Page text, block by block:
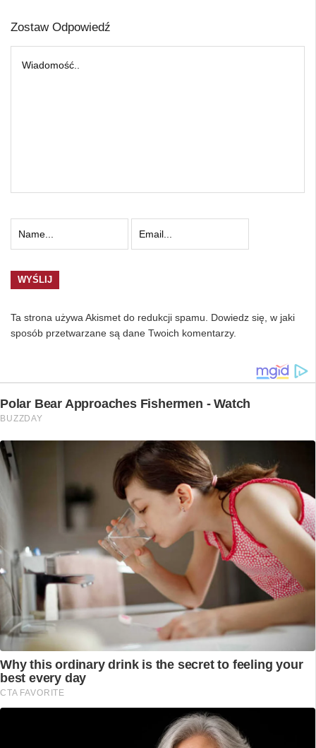
Zostaw Odpowiedź
Ta strona używa Akismet do redukcji spamu. Dowiedz się, w jaki
sposób przetwarzane są dane Twoich komentarzy.